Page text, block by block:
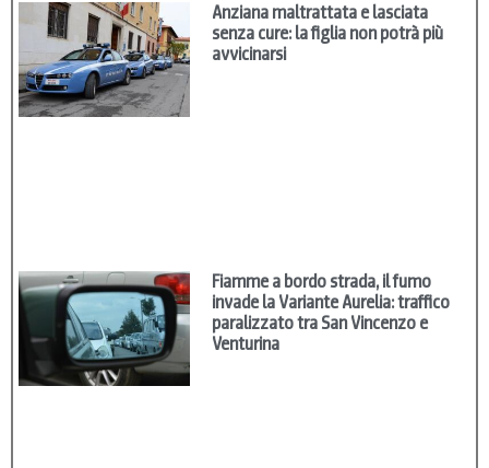
Anziana maltrattata e lasciata
senza cure: la figlia non potrà più
avvicinarsi
Fiamme a bordo strada, il fumo
invade la Variante Aurelia: traffico
paralizzato tra San Vincenzo e
Venturina